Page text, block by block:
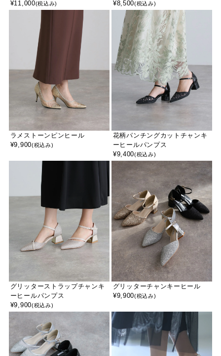
¥11,000(税込み)
¥8,500(税込み)
ラメストーンピンヒール
¥9,900(税込み)
花柄パンチングカットチャンキ
ーヒールパンプス
¥9,400(税込み)
グリッターストラップチャンキ
ーヒールパンプス
¥9,900(税込み)
グリッターチャンキーヒール
¥9,900(税込み)